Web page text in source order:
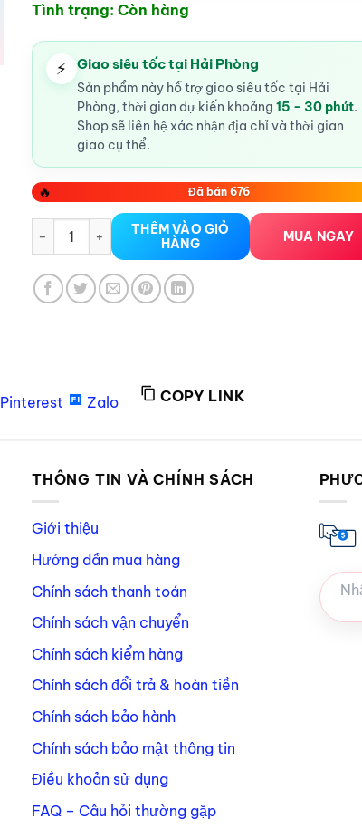
Tình trạng: Còn hàng
⚡ Giao siêu tốc tại Hải Phòng
Sản phẩm này hỗ trợ giao siêu tốc tại Hải
Phòng, thời gian dự kiến khoảng 15 - 30 phút.
Shop sẽ liên hệ xác nhận địa chỉ và thời gian
giao cụ thể.
🔥 Đã bán 676
Âm đạo giả Baise Maoting Xiaole số lượng
THÊM VÀO GIỎ
HÀNG
MUA NGAY
Pinterest Zalo COPY LINK
THÔNG TIN VÀ CHÍNH SÁCH
Giới thiệu
Hướng dẫn mua hàng
Chính sách thanh toán
Chính sách vận chuyển
Chính sách kiểm hàng
Chính sách đổi trả & hoàn tiền
Chính sách bảo hành
Chính sách bảo mật thông tin
Điều khoản sử dụng
FAQ – Câu hỏi thường gặp